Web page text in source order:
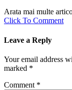
Arata mai multe
Click To Comment
Leave a Reply
Your email address
marked *
Comment *